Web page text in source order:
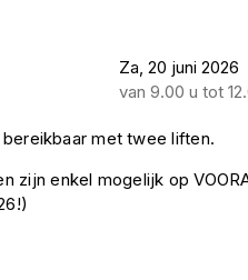
Za, 20 juni 2026
van 9.00 u tot
met twee liften.
zijn enkel mogelijk op